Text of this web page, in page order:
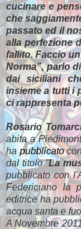
cucinare e
che
passato ed il
alla perfezione
fallito. Faccio
Norma”, parlo
dai siciliani
insieme a tutti i
ci rappresenta
Rosario
abita a
hapubblicato
dal titolo "La
pubblicato con
Federiciano la
editrice ha
acqua santa e
A Novembre